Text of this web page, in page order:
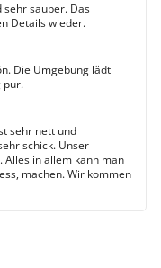
sehr sauber. Das
Details wieder.
Die Umgebung lädt
pur.
sehr nett und
schick. Unser
in allem kann man
machen. Wir kommen